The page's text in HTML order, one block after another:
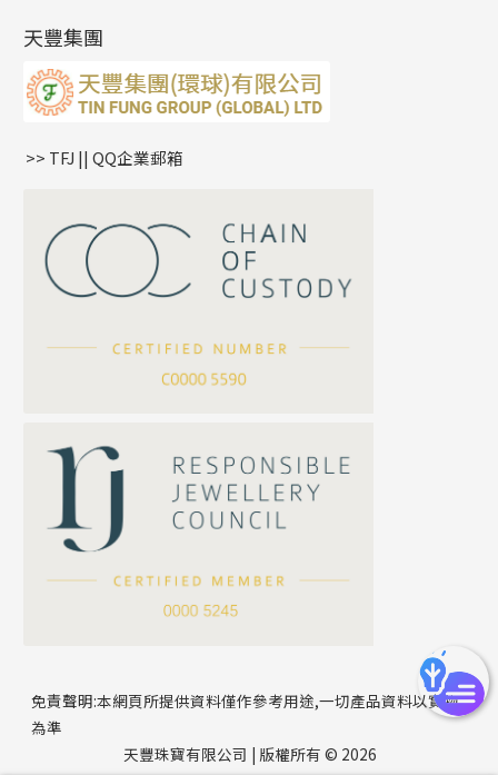
公司名稱
聯絡電話
雙十字鏈系列
水波鏈系列
蛇骨鏈系列
鏈尾系列
嘴唇鏈系列
S車花鏈系列
珍珠鏈系列
坦克鏈系列
滿天星鏈系列
方假繩鏈系列
耳環扣系列
耳綫/耳鈎系列
耳環爪頭
耳環
字母吊墜
相盒吊墜
項鏈吊墜
生肖吊墜
星座吊墜
珠扣
天豐集團
>> TFJ || QQ企業郵箱
免責聲明:本網頁所提供資料僅作參考用途,一切產品資料以實物
為準
天豐珠寶有限公司 | 版權所有 © 2026